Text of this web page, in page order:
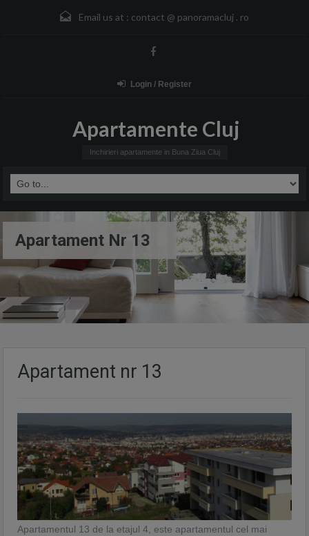
Email us at : contact @ panoramacluj . ro
Login / Register
Apartamente Cluj
Inchirieri apartamente in Buna Ziua Cluj
Apartament Nr 13
Apartament nr 13
Apartamentul 13 de la etajul 4, este apartamentul cel mai